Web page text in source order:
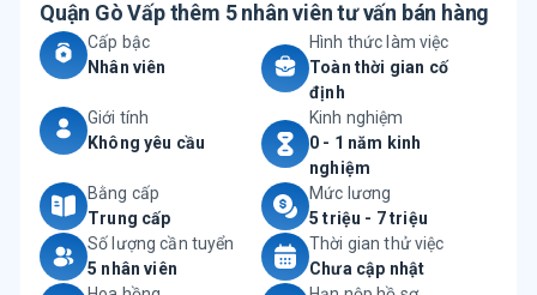
Quận Gò Vấp thêm 5 nhân viên tư vấn bán hàng
Cấp bậc
Nhân viên
Hình thức làm việc
Toàn thời gian cố
định
Giới tính
Không yêu cầu
Kinh nghiệm
0 - 1 năm kinh
nghiệm
Bằng cấp
Trung cấp
Mức lương
5 triệu - 7 triệu
Số lượng cần tuyển
5 nhân viên
Thời gian thử việc
Chưa cập nhật